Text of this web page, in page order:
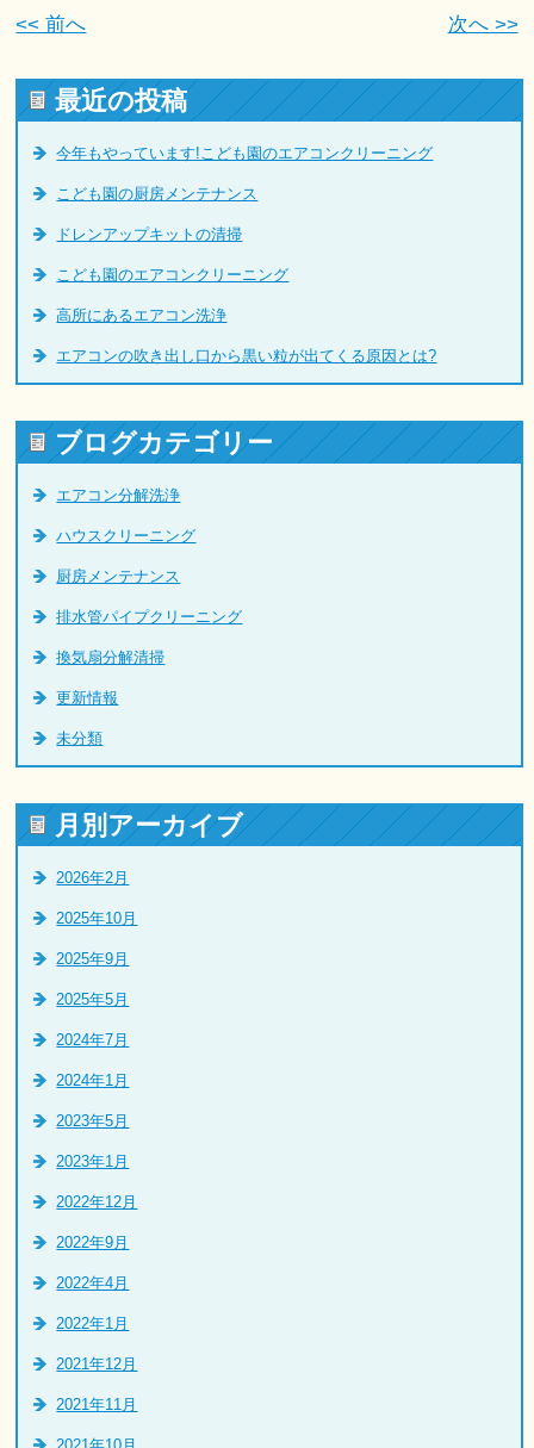
<< 前へ 次へ >>
最近の投稿
今年もやっています!こども園のエアコンクリーニング
こども園の厨房メンテナンス
ドレンアップキットの清掃
こども園のエアコンクリーニング
高所にあるエアコン洗浄
エアコンの吹き出し口から黒い粒が出てくる原因とは?
ブログカテゴリー
エアコン分解洗浄
ハウスクリーニング
厨房メンテナンス
排水管パイプクリーニング
換気扇分解清掃
更新情報
未分類
月別アーカイブ
2026年2月
2025年10月
2025年9月
2025年5月
2024年7月
2024年1月
2023年5月
2023年1月
2022年12月
2022年9月
2022年4月
2022年1月
2021年12月
2021年11月